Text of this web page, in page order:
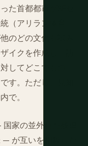
た首都都市がSFセ
（アリラン体育
のどの文化も試み
イクを作成し、訪
してどこでもの
す。ただし、見知
で。
家の並外れた残虐
が互いを相殺した